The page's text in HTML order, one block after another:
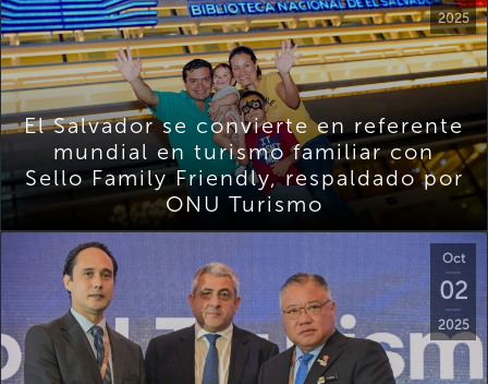
2025
El Salvador se convierte en referente
mundial en turismo familiar con
Sello Family Friendly, respaldado por
ONU Turismo
Oct
02
2025